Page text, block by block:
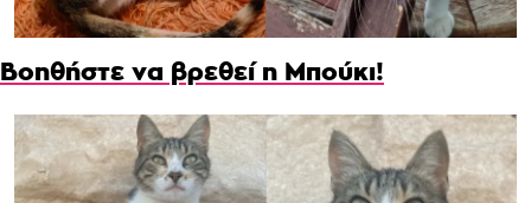
Βοηθήστε να βρεθεί η Μπούκι!